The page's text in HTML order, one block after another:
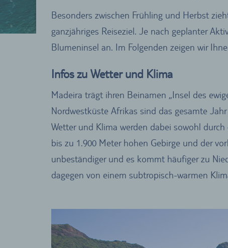
Besonders zwischen Frühling und Herbst
ganzjähriges Reiseziel. Je nach geplanter
Blumeninsel an. Im Folgenden zeigen wir
Infos zu Wetter und Klima
Madeira trägt ihren Beinamen „Insel des
Nordwestküste Afrikas sind das gesamte
Wetter und Klima werden dabei sowohl
bis zu 1.900 Meter hohen Gebirge und der
unbeständiger und es kommt häufiger zu
dagegen von einem subtropisch-warmen